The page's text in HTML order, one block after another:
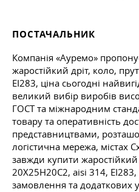
ПОСТАЧАЛЬНИК
Компанія «Ауремо»
жаростійкий дріт, коло,
ЕІ283, ціна сьогодні
великий вибір виробів
ГОСТ та міжнародним
товару та оперативність
представництвами,
логістична мережа, містах
завжди купити жаростійкий
20Х25Н20С2, aisi 314, ЕІ283,
замовлення та додаткових